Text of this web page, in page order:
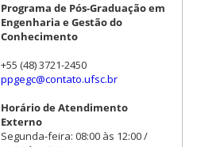
Programa de Pós-Graduação em
Engenharia e Gestão do
Conhecimento
+55 (48) 3721-2450
ppgegc@contato.ufsc.br
Horário de Atendimento
Externo
Segunda-feira: 08:00 às 12:00 /